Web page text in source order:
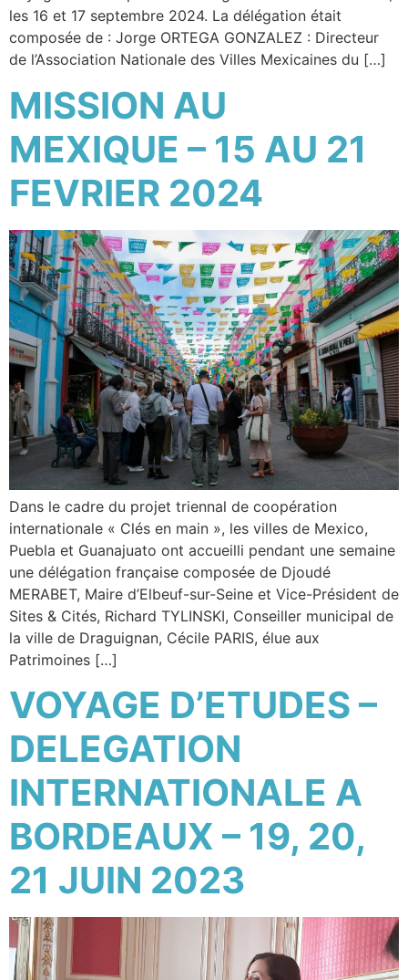
les 16 et 17 septembre 2024. La délégation était
composée de : Jorge ORTEGA GONZALEZ : Directeur
de l’Association Nationale des Villes Mexicaines du […]
MISSION AU
MEXIQUE – 15 AU 21
FEVRIER 2024
Dans le cadre du projet triennal de coopération
internationale « Clés en main », les villes de Mexico,
Puebla et Guanajuato ont accueilli pendant une semaine
une délégation française composée de Djoudé
MERABET, Maire d’Elbeuf-sur-Seine et Vice-Président de
Sites & Cités, Richard TYLINSKI, Conseiller municipal de
la ville de Draguignan, Cécile PARIS, élue aux
Patrimoines […]
VOYAGE D’ETUDES –
DELEGATION
INTERNATIONALE A
BORDEAUX – 19, 20,
21 JUIN 2023